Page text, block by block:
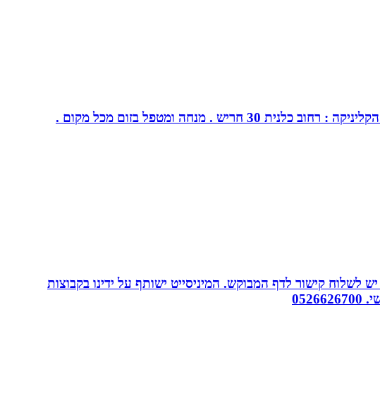
מנחה ומטפל בזום מכל מקום .
קישור לדף המבוקש. המיניסייט ישותף על ידינו בקבוצות